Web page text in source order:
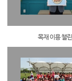
목재 이용 챌